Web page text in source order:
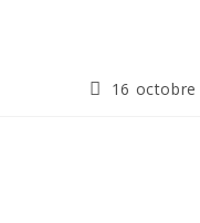
Publication
16 octobre